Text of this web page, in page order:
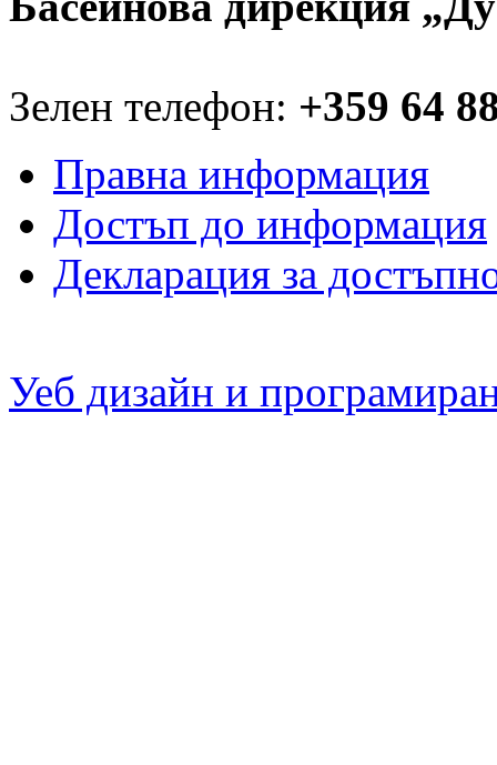
Зелен телефон: +359 64
Правна информация
Достъп до информация
Декларация за
Уеб дизайн и